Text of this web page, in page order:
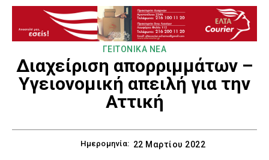
ΓΕΙΤΟΝΙΚΑ ΝΕΑ
Διαχείριση απορριμμάτων –
Υγειονομική απειλή για την
Αττική
Ημερομηνία: 22 Μαρτίου 2022